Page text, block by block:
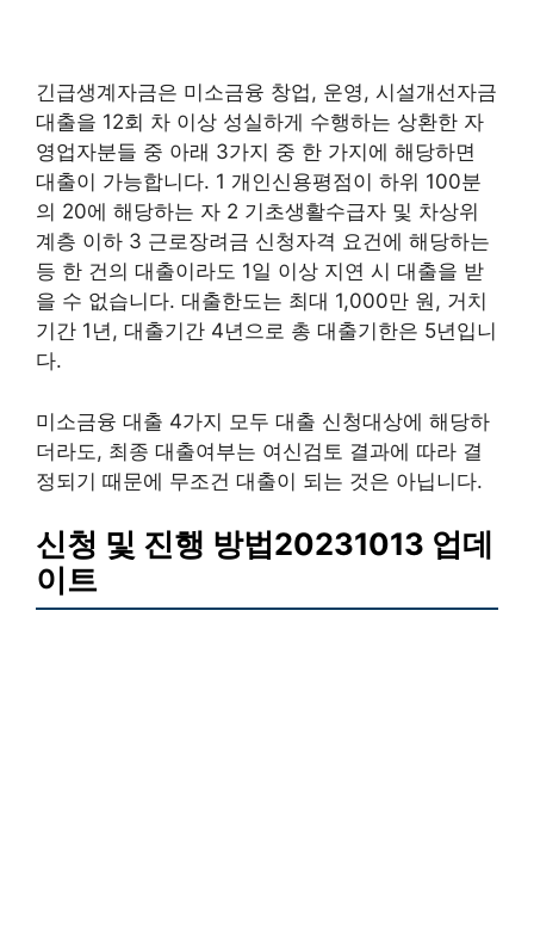
긴급생계자금은 미소금융 창업, 운영, 시설개선자금
대출을 12회 차 이상 성실하게 수행하는 상환한 자
영업자분들 중 아래 3가지 중 한 가지에 해당하면
대출이 가능합니다. 1 개인신용평점이 하위 100분
의 20에 해당하는 자 2 기초생활수급자 및 차상위
계층 이하 3 근로장려금 신청자격 요건에 해당하는
등 한 건의 대출이라도 1일 이상 지연 시 대출을 받
을 수 없습니다. 대출한도는 최대 1,000만 원, 거치
기간 1년, 대출기간 4년으로 총 대출기한은 5년입니
다.
미소금융 대출 4가지 모두 대출 신청대상에 해당하
더라도, 최종 대출여부는 여신검토 결과에 따라 결
정되기 때문에 무조건 대출이 되는 것은 아닙니다.
신청 및 진행 방법20231013 업데
이트